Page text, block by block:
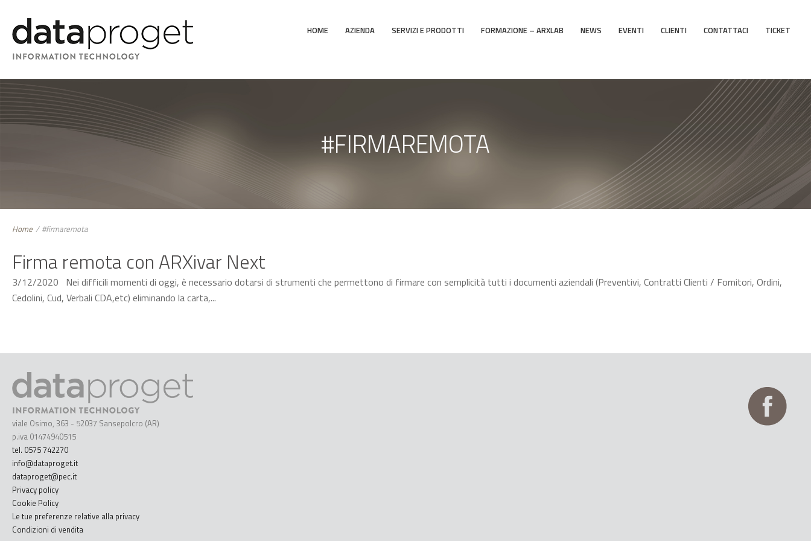
HOME AZIENDA SERVIZI E PRODOTTI FORMAZIONE – ARXLAB NEWS EVENTI CLIENTI CONTATTACI TICKET
#FIRMAREMOTA
Home / #firmaremota
Firma remota con ARXivar Next
3/12/2020 Nei difficili momenti di oggi, è necessario dotarsi di strumenti che permettono di firmare con semplicità tutti i documenti aziendali (Preventivi, Contratti Clienti / Fornitori, Ordini,
Cedolini, Cud, Verbali CDA,etc) eliminando la carta,...
viale Osimo, 363 - 52037 Sansepolcro (AR)
p.iva 01474940515
tel. 0575 742270
info@dataproget.it
dataproget@pec.it
Privacy policy
Cookie Policy
Le tue preferenze relative alla privacy
Condizioni di vendita